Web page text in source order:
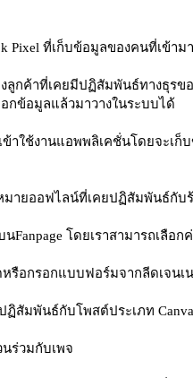
Pixel ที่เก็บข้อมูลของคนที่เข้
กค้าที่เคยมีปฏิสัมพันธ์ทางธุรข
กข้อมูลแล้วมาวางในระบบได้
าใช้งานแอพพลิเคชั่นโดยจะเ
มายออฟไลน์ที่เคยปฏิสัมพันธ์กั
โดยเราสามารถเลือก
รือกรอกแบบฟอร์มจากลีดเจนเ
สัมพันธ์กับโพสต์ประเภท
ร่วมกับเพจ